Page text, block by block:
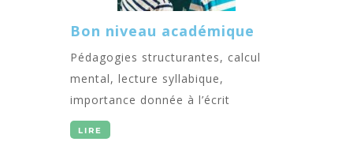
Bon niveau académique
Pédagogies structurantes, calcul
mental, lecture syllabique,
importance donnée à l’écrit
LIRE